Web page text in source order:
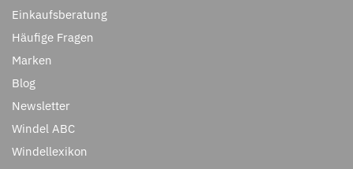
Einkaufsberatung
Häufige Fragen
Marken
Blog
Newsletter
Windel ABC
Windellexikon